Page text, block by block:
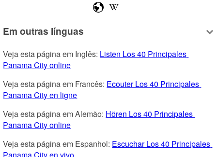
Em outras línguas
Veja esta página em Inglês: Listen Los 40 Principales
Panama City online
Veja esta página em Francês: Ecouter Los 40 Principales
Panama City en ligne
Veja esta página em Alemão: Hören Los 40 Principales
Panama City online
Veja esta página em Espanhol: Escuchar Los 40 Principales
Panama City en vivo